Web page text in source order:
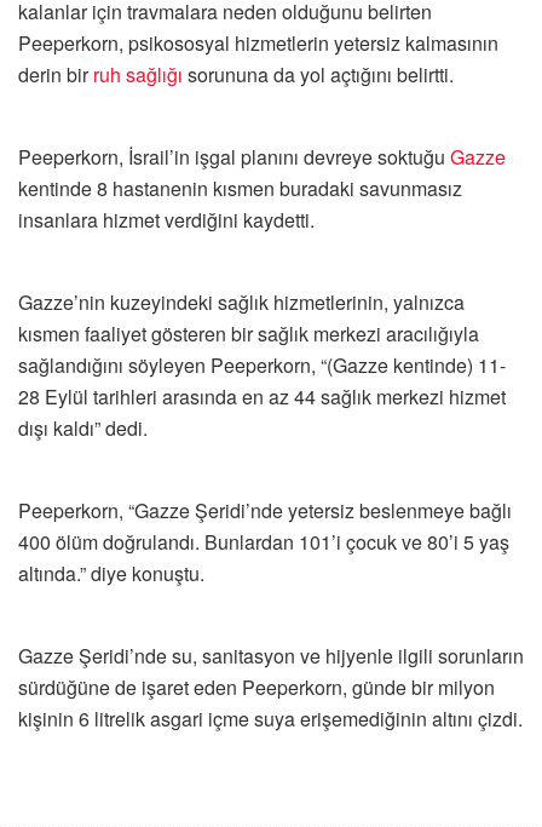
kalanlar için travmalara neden olduğunu belirten
Peeperkorn, psikososyal hizmetlerin yetersiz kalmasının
derin birruh sağlığı sorununa da yol açtığını belirtti.
Peeperkorn, İsrail’in işgal planını devreye soktuğu Gazze
kentinde 8 hastanenin kısmen buradaki savunmasız
insanlara hizmet verdiğini kaydetti.
Gazze’nin kuzeyindeki sağlık hizmetlerinin, yalnızca
kısmen faaliyet gösteren bir sağlık merkezi aracılığıyla
sağlandığını söyleyen Peeperkorn, “(Gazze kentinde) 11-
28 Eylül tarihleri ​​arasında en az 44 sağlık merkezi hizmet
dışı kaldı” dedi.
Peeperkorn, “Gazze Şeridi’nde yetersiz beslenmeye bağlı
400 ölüm doğrulandı. Bunlardan 101’i çocuk ve 80’i 5 yaş
altında.” diye konuştu.
Gazze Şeridi’nde su, sanitasyon ve hijyenle ilgili sorunların
sürdüğüne de işaret eden Peeperkorn, günde bir milyon
kişinin 6 litrelik asgari içme suya erişemediğinin altını çizdi.